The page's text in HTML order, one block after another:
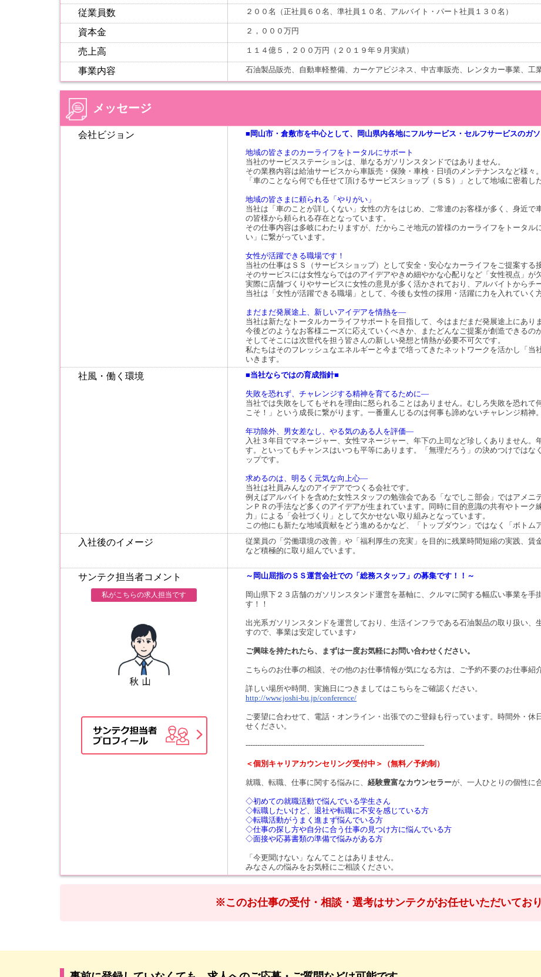
従業員数 ２００名（正社員６０名、準社員１０名、アルバイト・パート社員１３０名）
資本金 ２，０００万円
売上高 １１４億５，２００万円（２０１９年９月実績）
事業内容 石油製品販売、自動車軽整備、カーケアビジネス、中古車販売、レンタカー事業、工
メッセージ
会社ビジョン ■岡山市・倉敷市を中心として、岡山県内各地にフルサービス・セルフサービスのガ
地域の皆さまのカーライフをトータルにサポート
当社のサービスステーションは、単なるガソリンスタンドではありません。
その業務内容は給油サービスから車販売・保険・車検・日頃のメンテナンスなど様々。
「車のことなら何でも任せて頂けるサービスショップ（ＳＳ）」として地域に密着し
地域の皆さまに頼られる「やりがい」
当社は「車のことが詳しくない」女性の方をはじめ、ご常連のお客様が多く、身近
の皆様から頼られる存在となっています。
その仕事内容は多岐にわたりますが、だからこそ地元の皆様のカーライフをトータ
い」に繋がっています。
女性が活躍できる職場です！
当社の仕事はＳＳ（サービスショップ）として安全・安心なカーライフをご提案する
そのサービスには女性ならではのアイデアやきめ細やかな心配りなど「女性視点」が
実際に店舗づくりやサービスに女性の意見が多く活かされており、アルバイトからチ
当社は「女性が活躍できる職場」として、今後も女性の採用・活躍に力を入れていく
まだまだ発展途上、新しいアイデアを情熱を―
当社は新たなトータルカーライフサポートを目指して、今はまだまだ発展途上にありま
今後どのようなお客様ニーズに応えていくべきか、またどんなご提案が創造できるの
そしてそこには次世代を担う皆さんの新しい発想と情熱が必要不可欠です。
私たちはそのフレッシュなエネルギーと今まで培ってきたネットワークを活かし「当
いきます。
社風・働く環境 ■当社ならではの育成指針■
失敗を恐れず、チャレンジする精神を育てるために―
当社では失敗をしてもそれを理由に怒られることはありません。むしろ失敗を恐れ
こそ！」という成長に繋がります。一番重んじるのは何事も諦めないチャレンジ精神
年功除外、男女差なし、やる気のある人を評価―
入社３年目でマネージャー、女性マネージャー、年下の上司など珍しくありません
す。といってもチャンスはいつも平等にあります。「無理だろう」の決めつけではな
ップです。
求めるのは、明るく元気な向上心―
当社は社員みんなのアイデアでつくる会社です。
例えばアルバイトを含めた女性スタッフの勉強会である「なでしこ部会」ではアメ
ンＰＲの手法など多くのアイデアが生まれています。同時に目的意識の共有やトー
力」による「会社づくり」として欠かせない取り組みとなっています。
この他にも新たな地域貢献をどう進めるかなど、「トップダウン」ではなく「ボトム
入社後のイメージ
従業員の「労働環境の改善」や「福利厚生の充実」を目的に残業時間短縮の実践、賃
など積極的に取り組んでいます。
サンテク担当者コメント
私がこちらの求人担当です
～岡山屈指のＳＳ運営会社での「総務スタッフ」の募集です！！～
岡山県下２３店舗のガソリンスタンド運営を基軸に、クルマに関する幅広い事業を手
す！！
出光系ガソリンスタンドを運営しており、生活インフラである石油製品の取り扱い、
すので、事業は安定しています♪
ご興味を持たれたら、まずは一度お気軽にお問い合わせください。
こちらのお仕事の相談、その他のお仕事情報が気になる方は、ご予約不要のお仕事紹
詳しい場所や時間、実施日につきましてはこちらをご確認ください。
http://www.joshi-bu.jp/conference/
ご要望に合わせて、電話・オンライン・出張でのご登録も行っています。時間外・
せください。
----------------------------------------------------------------------------
＜個別キャリアカウンセリング受付中＞（無料／予約制）
就職、転職、仕事に関する悩みに、 経験豊富なカウンセラーが、一人ひとりの個性に
◇初めての就職活動で悩んでいる学生さん
◇転職したいけど、退社や転職に不安を感じている方
◇転職活動がうまく進まず悩んでいる方
◇仕事の探し方や自分に合う仕事の見つけ方に悩んでいる方
◇面接や応募書類の準備で悩みがある方
「今更聞けない」なんてことはありません。
みなさんの悩みをお気軽にご相談ください。
※このお仕事の受付・相談・選考はサンテクがお任せいただいており